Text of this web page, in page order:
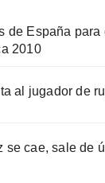
de España para
2010
al jugador de
se cae, sale de